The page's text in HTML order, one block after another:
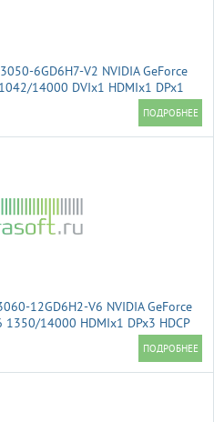
6GD6H7-V2 NVIDIA GeForce
14000 DVIx1 HDMIx1 DPx1
12GD6H2-V6 NVIDIA GeForce
14000 HDMIx1 DPx3 HDCP